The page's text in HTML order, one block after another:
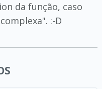
da função, caso
:-D